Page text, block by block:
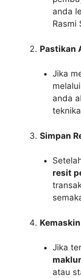
anda
Rasmi
Pastikan
Jika
anda
Simpan
resit
Jika
atau